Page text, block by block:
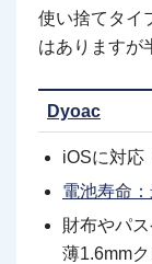
使い捨てタイ
はありますが
Dyoac
iOSに対応
電池寿命
財布やパ
薄1.6mm